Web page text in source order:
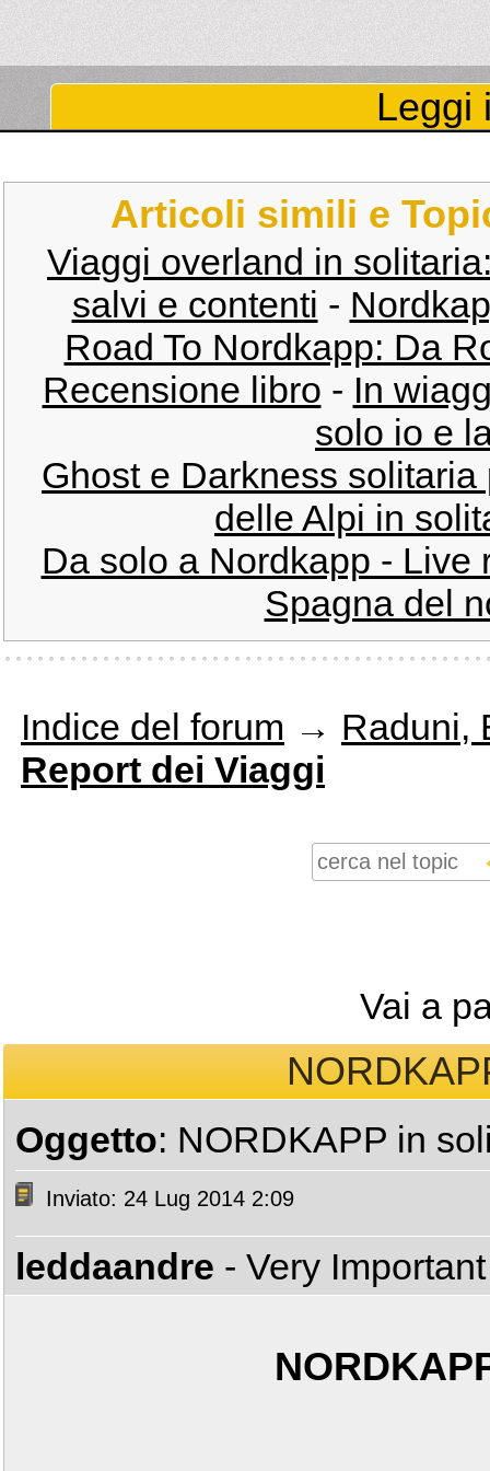
Leggi
Articoli simili e
Viaggi overland in
salvi e contenti -
Road To Nordkapp: Da
Recensione libro - In
solo io e
Ghost e Darkness
delle Alpi in
Da solo a Nordkapp - Live
Spagna del
Indice del forum → Raduni,
Report dei Viaggi
Vai a
Oggetto: NORDKAPP in
Inviato: 24 Lug 2014 2:09
leddaandre - Very